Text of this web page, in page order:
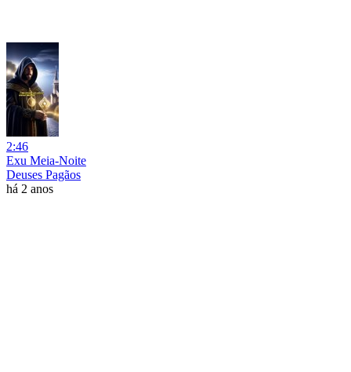
2:46
Exu Meia-Noite
Deuses Pagãos
há 2 anos